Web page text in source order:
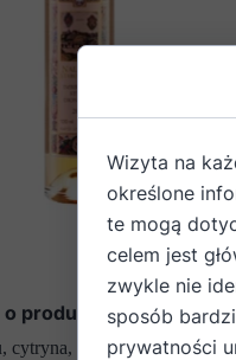
produkcie
cytryna, alkohol etylowy,
Wizyta na
określone
te mogą
celem jest
zwykle nie
sposób
prywatności